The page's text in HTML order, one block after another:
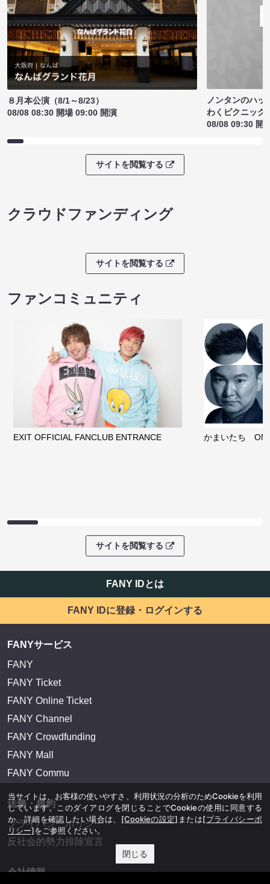
８月本公演（8/1～8/23）
08/08 08:30 開場 09:00 開演
ノンタンのハッ
わくピクニック
08/08 09:30 開
サイトを閲覧する
クラウドファンディング
サイトを閲覧する
ファンコミュニティ
EXIT OFFICIAL FANCLUB ENTRANCE かまいたち
サイトを閲覧する
FANY IDとは
FANY IDに登録・ログインする
FANYサービス
FANY
FANY Ticket
FANY Online Ticket
FANY Channel
FANY Crowdfunding
FANY Mall
FANY Commu
法務・規約
プライバシーポリシー
反社会的勢力排除宣言
会社情報
当サイトは、お客様の使いやすさ、利用状況の分析のためCookieを利用
しています。このダイアログを閉じることでCookieの使用に同意する
か、詳細を確認したい場合は、 [Cookieの設定] または[プライバシーポ
リシー]をご参照ください。
閉じる